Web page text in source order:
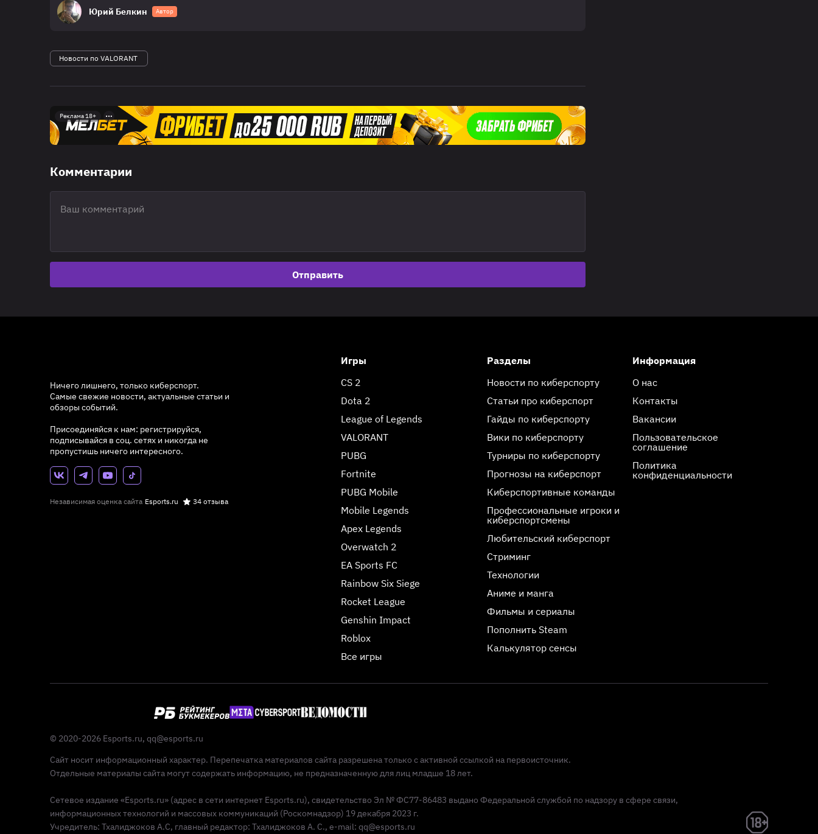
Юрий Белкин Автор
Новости по VALORANT
Реклама 18+
Комментарии
Отправить
Ничего лишнего, только киберспорт.
Самые свежие новости, актуальные статьи и
обзоры событий.
Присоединяйся к нам: регистрируйся,
подписывайся в соц. сетях и никогда не
пропустишь ничего интересного.
Независимая оценка сайта Esports.ru 34 отзыва
Игры
CS 2
Dota 2
League of Legends
VALORANT
PUBG
Fortnite
PUBG Mobile
Mobile Legends
Apex Legends
Overwatch 2
EA Sports FC
Rainbow Six Siege
Rocket League
Genshin Impact
Roblox
Все игры
Разделы
Новости по киберспорту
Статьи про киберспорт
Гайды по киберспорту
Вики по киберспорту
Турниры по киберспорту
Прогнозы на киберспорт
Киберспортивные команды
Профессиональные игроки и
киберспортсмены
Любительский киберспорт
Стриминг
Технологии
Аниме и манга
Фильмы и сериалы
Пополнить Steam
Калькулятор сенсы
Информация
О нас
Контакты
Вакансии
Пользовательское
соглашение
Политика
конфиденциальности
© 2020-2026 Esports.ru, qq@esports.ru
Сайт носит информационный характер. Перепечатка материалов сайта разрешена только с активной ссылкой на первоисточник.
Отдельные материалы сайта могут содержать информацию, не предназначенную для лиц младше 18 лет.
Сетевое издание «Esports.ru» (адрес в сети интернет Esports.ru), свидетельство Эл № ФС77-86483 выдано Федеральной службой по надзору в сфере связи,
информационных технологий и массовых коммуникаций (Роскомнадзор) 19 декабря 2023 г.
Учредитель: Тхалиджоков А.С, главный редактор: Тхалиджоков А. С., e-mail: qq@esports.ru